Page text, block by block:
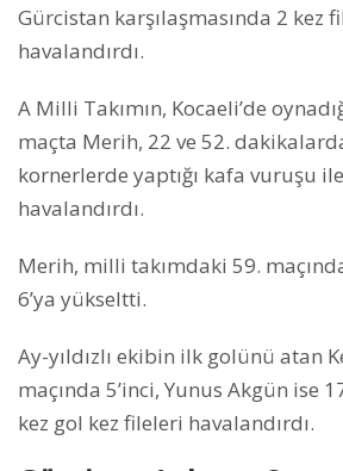
Gürcistan karşılaşmasında 2 kez
havalandırdı.
A Milli Takımın, Kocaeli’de
maçta Merih, 22 ve 52.
kornerlerde yaptığı kafa vuruşu
havalandırdı.
Merih, milli takımdaki 59. maçında
6’ya yükseltti.
Ay-yıldızlı ekibin ilk golünü atan
maçında 5’inci, Yunus Akgün ise
kez gol kez fileleri havalandırdı.